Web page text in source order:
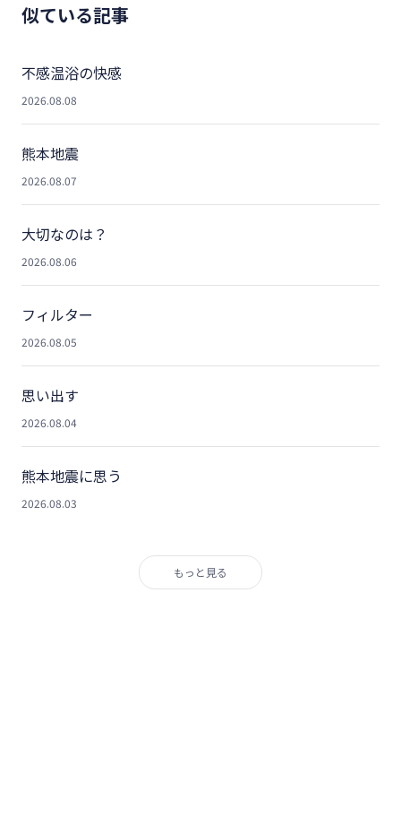
似ている記事
不感温浴の快感
2026.08.08
熊本地震
2026.08.07
大切なのは？
2026.08.06
フィルター
2026.08.05
思い出す
2026.08.04
熊本地震に思う
2026.08.03
もっと見る